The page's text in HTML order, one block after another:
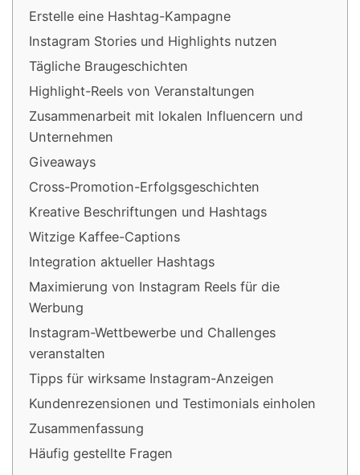
Erstelle eine Hashtag-Kampagne
Instagram Stories und Highlights nutzen
Tägliche Braugeschichten
Highlight-Reels von Veranstaltungen
Zusammenarbeit mit lokalen Influencern und
Unternehmen
Giveaways
Cross-Promotion-Erfolgsgeschichten
Kreative Beschriftungen und Hashtags
Witzige Kaffee-Captions
Integration aktueller Hashtags
Maximierung von Instagram Reels für die
Werbung
Instagram-Wettbewerbe und Challenges
veranstalten
Tipps für wirksame Instagram-Anzeigen
Kundenrezensionen und Testimonials einholen
Zusammenfassung
Häufig gestellte Fragen